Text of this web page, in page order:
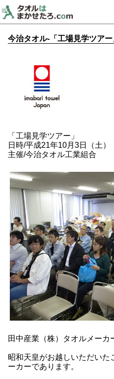
今治タオル-「工場見学ツアー
「工場見学ツアー」
日時/平成21年10月3日（土）
主催/今治タオル工業組合
田中産業（株）タオルメーカ
昭和天皇がお越しいただいた
ーカーであります。